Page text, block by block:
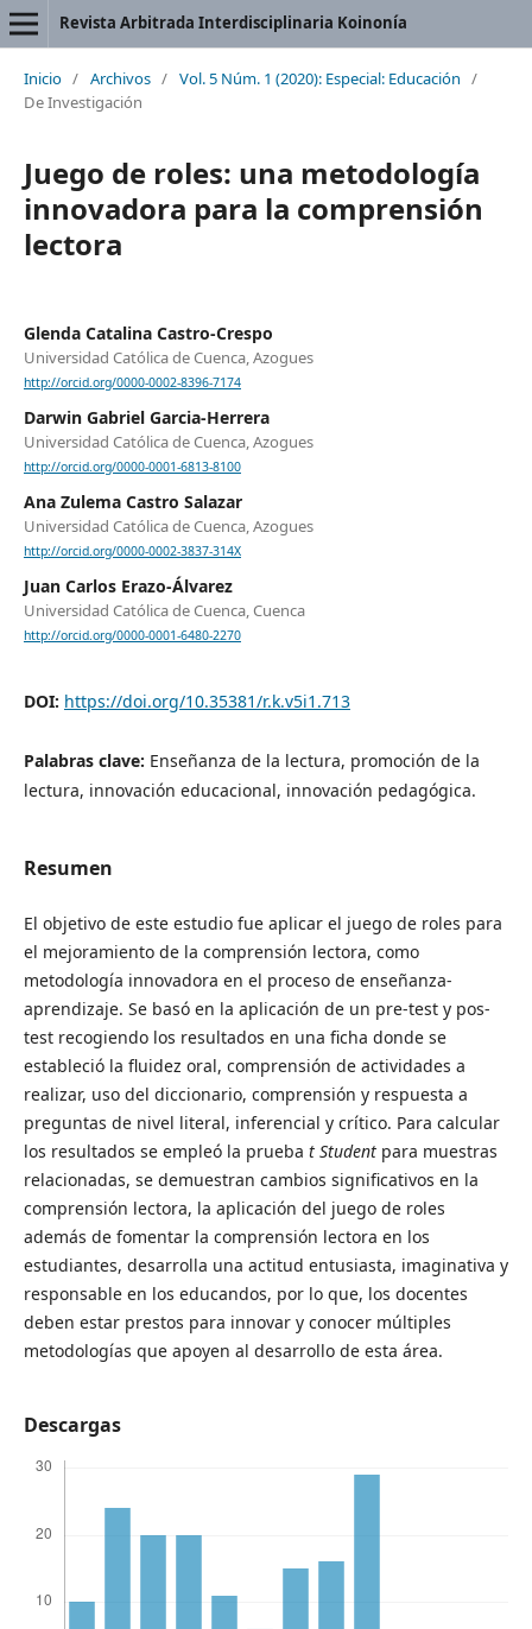
Revista Arbitrada Interdisciplinaria Koinonía
Inicio / Archivos / Vol. 5 Núm. 1 (2020): Especial: Educación /
De Investigación
Juego de roles: una metodología
innovadora para la comprensión
lectora
Glenda Catalina Castro-Crespo
Universidad Católica de Cuenca, Azogues
http://orcid.org/0000-0002-8396-7174
Darwin Gabriel Garcia-Herrera
Universidad Católica de Cuenca, Azogues
http://orcid.org/0000-0001-6813-8100
Ana Zulema Castro Salazar
Universidad Católica de Cuenca, Azogues
http://orcid.org/0000-0002-3837-314X
Juan Carlos Erazo-Álvarez
Universidad Católica de Cuenca, Cuenca
http://orcid.org/0000-0001-6480-2270
DOI: https://doi.org/10.35381/r.k.v5i1.713
Palabras clave: Enseñanza de la lectura, promoción de la
lectura, innovación educacional, innovación pedagógica.
Resumen
El objetivo de este estudio fue aplicar el juego de roles para
el mejoramiento de la comprensión lectora, como
metodología innovadora en el proceso de enseñanza-
aprendizaje. Se basó en la aplicación de un pre-test y pos-
test recogiendo los resultados en una ficha donde se
estableció la fluidez oral, comprensión de actividades a
realizar, uso del diccionario, comprensión y respuesta a
preguntas de nivel literal, inferencial y crítico. Para calcular
los resultados se empleó la prueba t Student para muestras
relacionadas, se demuestran cambios significativos en la
comprensión lectora, la aplicación del juego de roles
además de fomentar la comprensión lectora en los
estudiantes, desarrolla una actitud entusiasta, imaginativa y
responsable en los educandos, por lo que, los docentes
deben estar prestos para innovar y conocer múltiples
metodologías que apoyen al desarrollo de esta área.
Descargas